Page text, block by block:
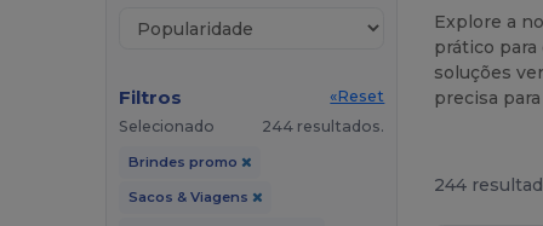
Filtros
«Reset
Selecionado
244 resultados.
Brindes promo
Sacos & Viagens
Explore a
prático para
soluções
precisa
244